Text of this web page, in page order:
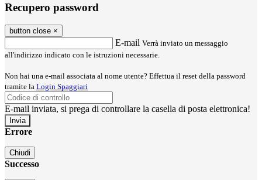
Recupero password
button close ×
E-mail Verrà inviato un messaggio
all'indirizzo indicato con le istruzioni necessarie.
Non hai una e-mail associata al nome utente? Effettua il reset della password
tramite la Login Spaggiari
E-mail inviata, si prega di controllare la casella di posta elettronica!
Errore
Chiudi
Successo